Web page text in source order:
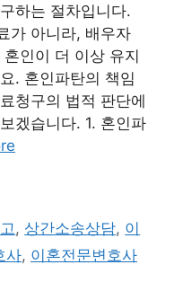
하는 절차입니다.
가 아니라, 배우자
인이 더 이상 유지
. 혼인파탄의 책임
청구의 법적 판단에
겠습니다. 1. 혼인파
, 상간소송상담, 이
사, 이혼전문변호사